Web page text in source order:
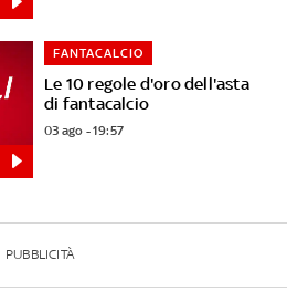
Le 10 regole d'oro dell'asta
di fantacalcio
FANTACALCIO
03 ago - 19:57
PUBBLICITÀ